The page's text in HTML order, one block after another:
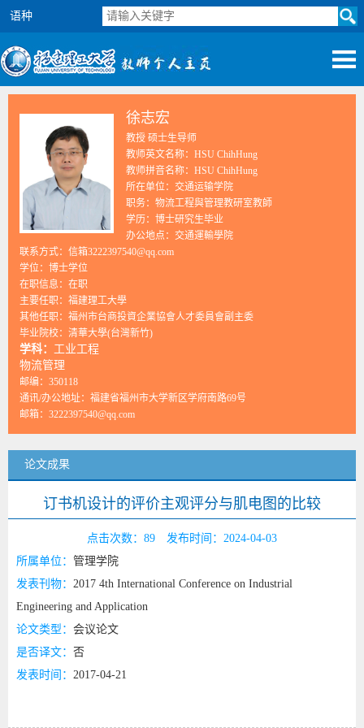
语种
徐志宏
教授 硕士生导师
教师英文名称：HSU ChihHung
教师拼音名称：HSU ChihHung
所在单位：交通运输学院
职务：物流工程與管理教研室教師
学历：博士研究生毕业
办公地点：交通運輸學院
联系方式：信箱3222397540@qq.com
学位：博士学位
在职信息：在职
主要任职：福建理工大學
其他任职：福州市台商投資企業協會人才委員會副主委
毕业院校：清華大學(台灣新竹)
学科： 工业工程
物流管理
邮编： 350118
通讯/办公地址： 福建省福州市大学新区学府南路69号
邮箱： 3222397540@qq.com
论文成果
订书机设计的评价主观评分与肌电图的比较
点击次数： 89
发布时间：2024-04-03
所属单位： 管理学院
发表刊物： 2017 4th International Conference on Industrial
Engineering and Application
论文类型： 会议论文
是否译文： 否
发表时间： 2017-04-21